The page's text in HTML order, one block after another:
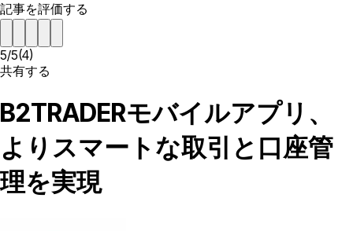
記事を評価する
5/5(4)
共有する
B2TRADERモバイルアプリ、
よりスマートな取引と口座管
理を実現